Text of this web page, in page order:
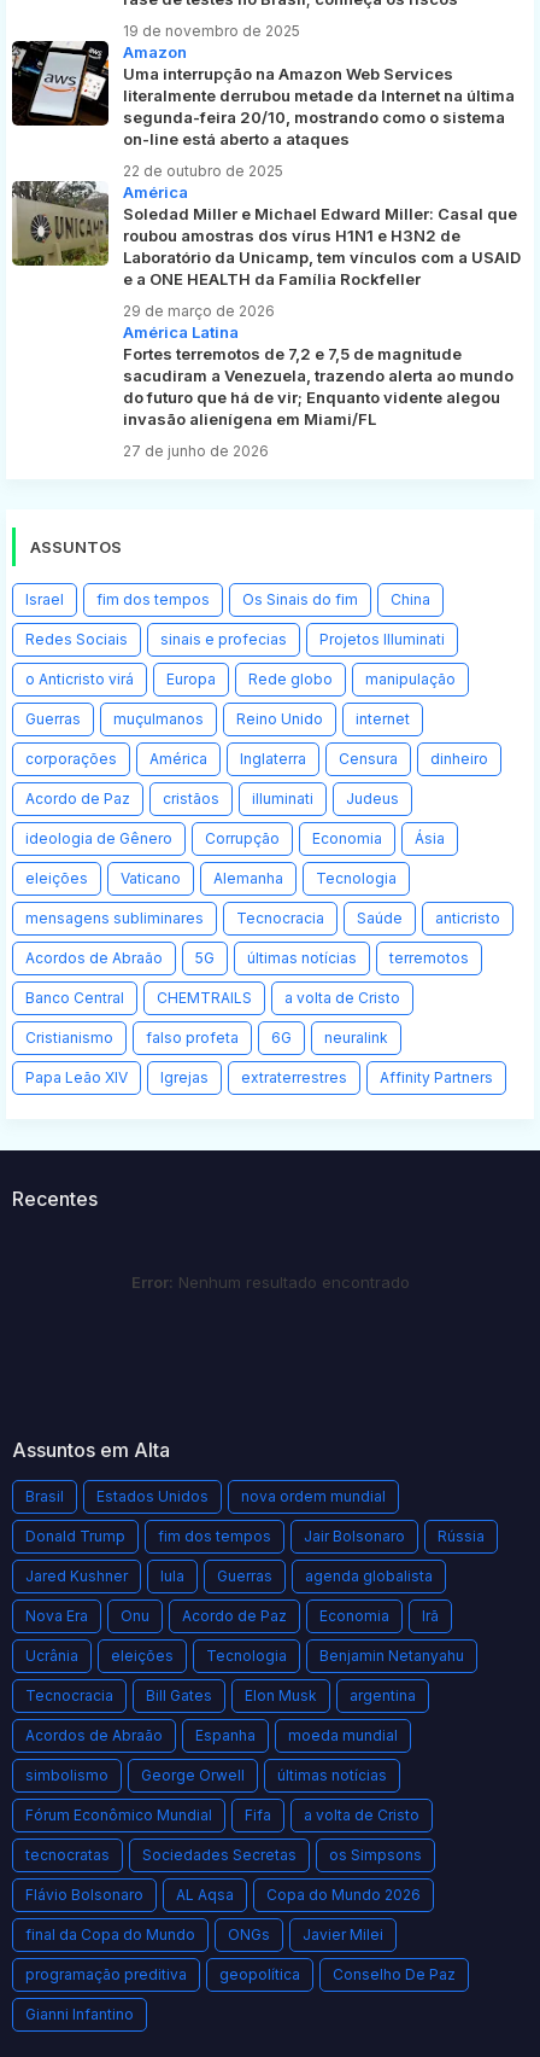
19 de novembro de 2025
Amazon
Uma interrupção na Amazon Web Services
literalmente derrubou metade da Internet na última
segunda-feira 20/10, mostrando como o sistema
on-line está aberto a ataques
22 de outubro de 2025
América
Soledad Miller e Michael Edward Miller: Casal que
roubou amostras dos vírus H1N1 e H3N2 de
Laboratório da Unicamp, tem vínculos com a USAID
e a ONE HEALTH da Família Rockfeller
29 de março de 2026
América Latina
Fortes terremotos de 7,2 e 7,5 de magnitude
sacudiram a Venezuela, trazendo alerta ao mundo
do futuro que há de vir; Enquanto vidente alegou
invasão alienígena em Miami/FL
27 de junho de 2026
ASSUNTOS
Israel fim dos tempos Os Sinais do fim China
Redes Sociais sinais e profecias Projetos Illuminati
o Anticristo virá Europa Rede globo manipulação
Guerras muçulmanos Reino Unido internet
corporações América Inglaterra Censura dinheiro
Acordo de Paz cristãos illuminati Judeus
ideologia de Gênero Corrupção Economia Ásia
eleições Vaticano Alemanha Tecnologia
mensagens subliminares Tecnocracia Saúde anticristo
Acordos de Abraão 5G últimas notícias terremotos
Banco Central CHEMTRAILS a volta de Cristo
Cristianismo falso profeta 6G neuralink
Papa Leão XIV Igrejas extraterrestres Affinity Partners
Recentes
Error: Nenhum resultado encontrado
Assuntos em Alta
Brasil Estados Unidos nova ordem mundial
Donald Trump fim dos tempos Jair Bolsonaro Rússia
Jared Kushner lula Guerras agenda globalista
Nova Era Onu Acordo de Paz Economia Irã
Ucrânia eleições Tecnologia Benjamin Netanyahu
Tecnocracia Bill Gates Elon Musk argentina
Acordos de Abraão Espanha moeda mundial
simbolismo George Orwell últimas notícias
Fórum Econômico Mundial Fifa a volta de Cristo
tecnocratas Sociedades Secretas os Simpsons
Flávio Bolsonaro AL Aqsa Copa do Mundo 2026
final da Copa do Mundo ONGs Javier Milei
programação preditiva geopolítica Conselho De Paz
Gianni Infantino